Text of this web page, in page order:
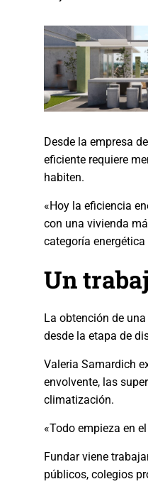
Desde la empresa
eficiente requiere
habiten.
«Hoy la eficiencia
con una vivienda
categoría
Un
La obtención de
desde la etapa de
Valeria Samardich
envolvente, las
climatización.
«Todo empieza en
Fundar viene
públicos, colegios